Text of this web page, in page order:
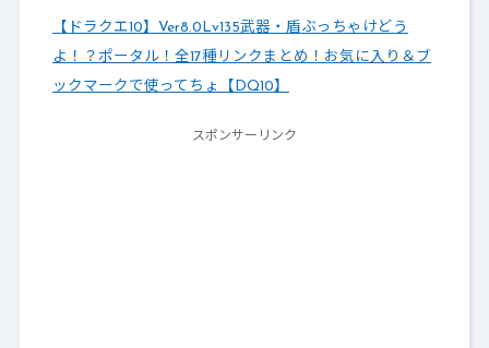
【ドラクエ10】Ver8.0Lv135武器・盾ぶっちゃけどう
よ！？ポータル！全17種リンクまとめ！お気に入り＆ブ
ックマークで使ってちょ【DQ10】
スポンサーリンク